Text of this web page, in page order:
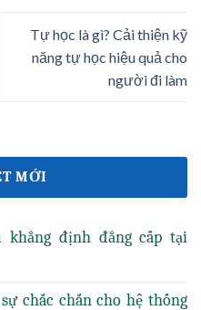
Tự học là gì? Cải thiện kỹ
năng tự học hiệu quả cho
người đi làm
MỚI
khẳng định đẳng cấp tại
chắc chắn cho hệ thống